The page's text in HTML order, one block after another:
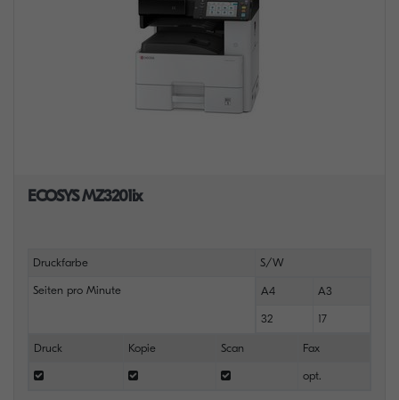
ECOSYS MZ3201ix
Druckfarbe S/W
Seiten pro Minute A4 A3
32 17
Druck Kopie Scan Fax
opt.